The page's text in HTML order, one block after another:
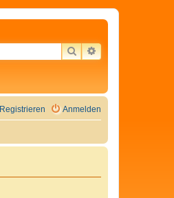
SUCHEERWEITERTE
Anmelden
Registrieren